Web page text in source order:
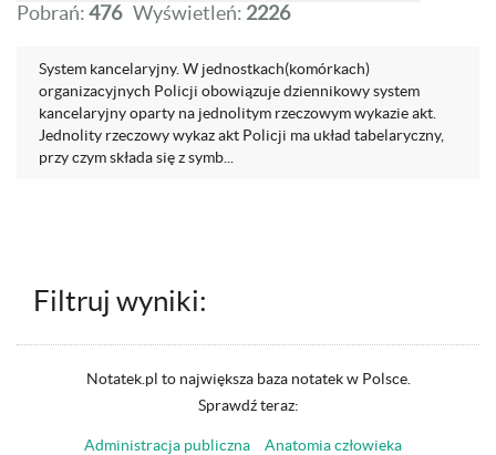
Pobrań:476 Wyświetleń: 2226
System kancelaryjny. W jednostkach(komórkach)
organizacyjnych Policji obowiązuje dziennikowy system
kancelaryjny oparty na jednolitym rzeczowym wykazie akt.
Jednolity rzeczowy wykaz akt Policji ma układ tabelaryczny,
przy czym składa się z symb...
Filtruj wyniki:
Notatek.pl to największa baza notatek w Polsce.
Sprawdź teraz:
Administracja publiczna
Anatomia człowieka